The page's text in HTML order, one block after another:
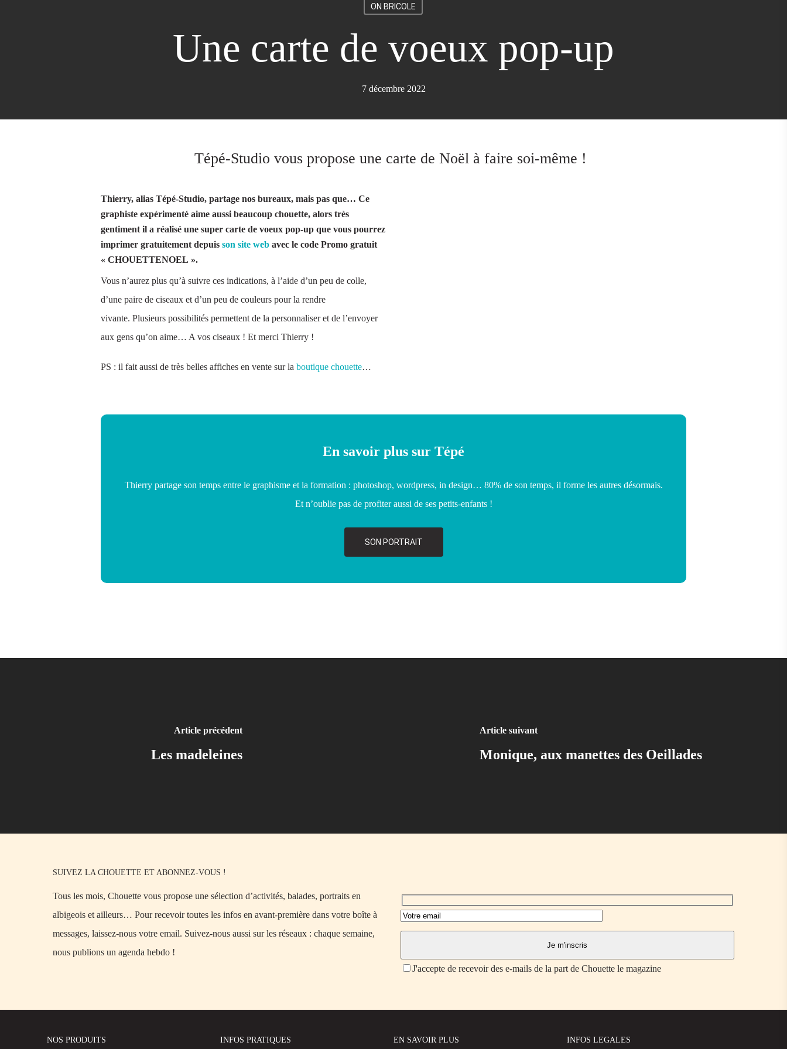
ON BRICOLE
Une carte de voeux pop-up
7 décembre 2022
Tépé-Studio vous propose une carte de Noël à faire soi-même !
Thierry, alias Tépé-Studio, partage nos bureaux, mais pas que… Ce
graphiste expérimenté aime aussi beaucoup chouette, alors très
gentiment il a réalisé une super carte de voeux pop-up que vous pourrez
imprimer gratuitement depuisson site web avec le code Promo gratuit
« CHOUETTENOEL ».
Vous n’aurez plus qu’à suivre ces indications, à l’aide d’un peu de colle,
d’une paire de ciseaux et d’un peu de couleurs pour la rendre
vivante. Plusieurs possibilités permettent de la personnaliser et de l’envoyer
aux gens qu’on aime… A vos ciseaux ! Et merci Thierry !
PS : il fait aussi de très belles affiches en vente sur laboutique chouette…
En savoir plus sur Tépé
Thierry partage son temps entre le graphisme et la formation : photoshop, wordpress, in design… 80% de son temps, il forme les autres désormais.
Et n’oublie pas de profiter aussi de ses petits-enfants !
SON PORTRAIT
Article précédent
Les madeleines
Article suivant
Monique, aux manettes des Oeillades
SUIVEZ LA CHOUETTE ET ABONNEZ-VOUS !
Tous les mois, Chouette vous propose une sélection d’activités, balades, portraits en
albigeois et ailleurs… Pour recevoir toutes les infos en avant-première dans votre boîte à
messages, laissez-nous votre email. Suivez-nous aussi sur les réseaux : chaque semaine,
nous publions un agenda hebdo !
J'accepte de recevoir des e-mails de la part de Chouette le magazine
NOS PRODUITS INFOS PRATIQUES EN SAVOIR PLUS INFOS LEGALES